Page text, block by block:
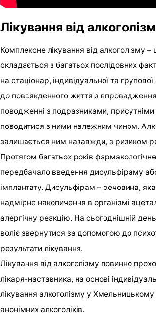
Лікування від
Комплексне лікування від алкоголізму
складається з багатьох послідовних
на стаціонар, індивідуальної та
до повсякденного життя з
поводженні з подразниками, присутніми
поводитися з ними належним чином.
залишається ним назавжди, з ризиком
Протягом багатьох років
передбачало введення дисульфіраму
імплантату. Дисульфірам – речовина,
надмірне накопичення в організмі
алергічну реакцію. На сьогоднішній
воліє звернутися за допомогою до
результати лікування.
Лікування від алкоголізму повинно
лікаря-наставника, на основі
лікування алкоголізму у Хмельницькому
анонімних алкоголіків.